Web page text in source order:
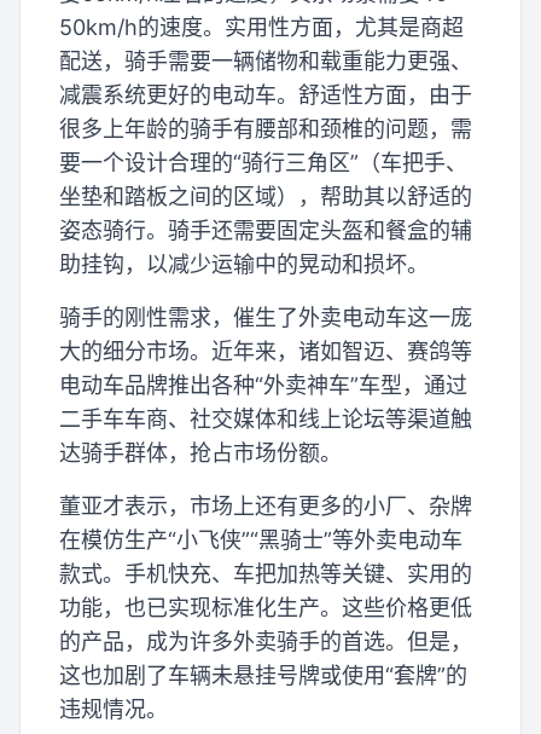
50km/h的速度。实用性方面，尤其是商超
配送，骑手需要一辆储物和载重能力更强、
减震系统更好的电动车。舒适性方面，由于
很多上年龄的骑手有腰部和颈椎的问题，需
要一个设计合理的“骑行三角区”（车把手、
坐垫和踏板之间的区域），帮助其以舒适的
姿态骑行。骑手还需要固定头盔和餐盒的辅
助挂钩，以减少运输中的晃动和损坏。
骑手的刚性需求，催生了外卖电动车这一庞
大的细分市场。近年来，诸如智迈、赛鸽等
电动车品牌推出各种“外卖神车”车型，通过
二手车车商、社交媒体和线上论坛等渠道触
达骑手群体，抢占市场份额。
董亚才表示，市场上还有更多的小厂、杂牌
在模仿生产“小飞侠”“黑骑士”等外卖电动车
款式。手机快充、车把加热等关键、实用的
功能，也已实现标准化生产。这些价格更低
的产品，成为许多外卖骑手的首选。但是，
这也加剧了车辆未悬挂号牌或使用“套牌”的
违规情况。